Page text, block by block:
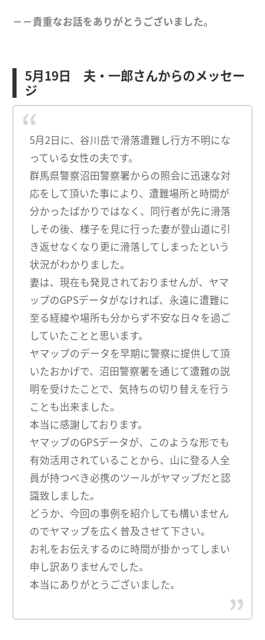
－－貴重なお話をありがとうございました。
5月19日 夫・一郎さんからのメッセー
ジ
5月2日に、谷川岳で滑落遭難し行方不明にな
っている女性の夫です。
群馬県警察沼田警察署からの照会に迅速な対
応をして頂いた事により、遭難場所と時間が
分かったばかりではなく、同行者が先に滑落
しその後、様子を見に行った妻が登山道に引
き返せなくなり更に滑落してしまったという
状況がわかりました。
妻は、現在も発見されておりませんが、ヤマ
ップのGPSデータがなければ、永遠に遭難に
至る経緯や場所も分からず不安な日々を過ご
していたことと思います。
ヤマップのデータを早期に警察に提供して頂
いたおかげで、沼田警察署を通じて遭難の説
明を受けたことで、気持ちの切り替えを行う
ことも出来ました。
本当に感謝しております。
ヤマップのGPSデータが、このような形でも
有効活用されていることから、山に登る人全
員が持つべき必携のツールがヤマップだと認
識致しました。
どうか、今回の事例を紹介しても構いません
のでヤマップを広く普及させて下さい。
お礼をお伝えするのに時間が掛かってしまい
申し訳ありませんでした。
本当にありがとうございました。